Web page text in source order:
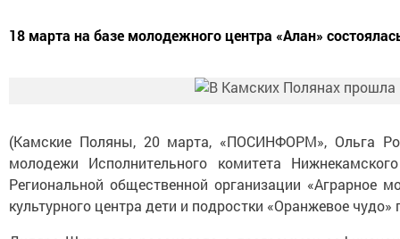
18 марта на базе молодежного центра «Алан»
(Камские Поляны, 20 марта, «ПОСИНФОРМ», Ольга
молодежи Исполнительного комитета
Региональной общественной организации «Аграрное
культурного центра дети и подростки «Оранжевое